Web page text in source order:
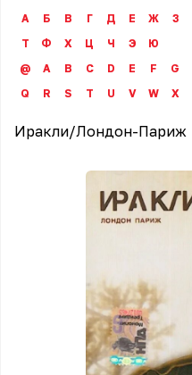
А Б В Г Д Е Ж З
Т
Ф Х Ц Ч Э
Ю
@
A B C D E F G
Q
R S T U V W X
Иракли/Лондон-Париж